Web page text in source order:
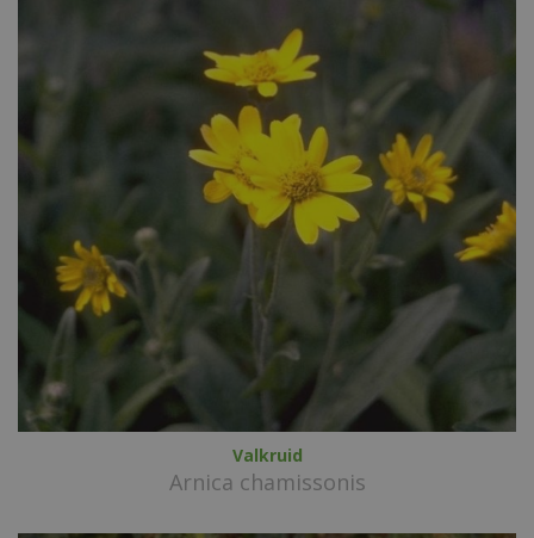
Valkruid
Arnica chamissonis